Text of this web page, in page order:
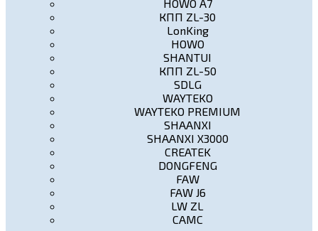
HOWO A7
КПП ZL-30
LonKing
HOWO
SHANTUI
КПП ZL-50
SDLG
WAYTEKO
WAYTEKO PREMIUM
SHAANXI
SHAANXI X3000
CREATEK
DONGFENG
FAW
FAW J6
LW ZL
CAMC